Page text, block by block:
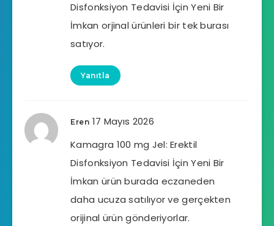
Disfonksiyon Tedavisi İçin Yeni Bir
İmkan orjinal ürünleri bir tek burası
satıyor.
Yanıtla
Eren 17 Mayıs 2026
Kamagra 100 mg Jel: Erektil
Disfonksiyon Tedavisi İçin Yeni Bir
İmkan ürün burada eczaneden
daha ucuza satılıyor ve gerçekten
orijinal ürün gönderiyorlar.